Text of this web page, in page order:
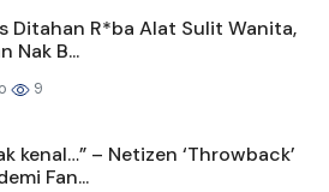
Ditahan R*ba Alat Sulit Wanita,
Nak B...
9
kenal…” – Netizen ‘Throwback’
Fan...